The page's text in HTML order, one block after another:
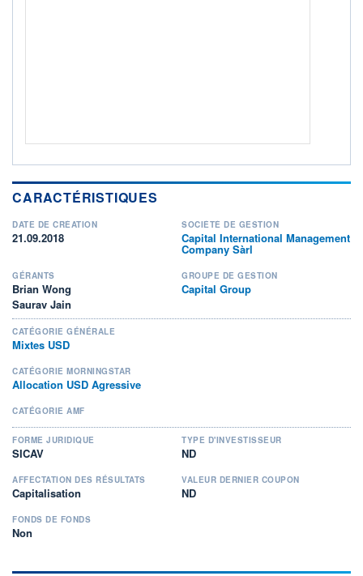
CARACTÉRISTIQUES
DATE DE CRÉATION
21.09.2018
SOCIÉTÉ DE GESTION
Capital International Management
Company Sàrl
GÉRANTS
Brian Wong
Saurav Jain
GROUPE DE GESTION
Capital Group
CATÉGORIE GÉNÉRALE
Mixtes USD
CATÉGORIE MORNINGSTAR
Allocation USD Agressive
CATÉGORIE AMF
FORME JURIDIQUE
SICAV
TYPE D'INVESTISSEUR
ND
AFFECTATION DES RÉSULTATS
Capitalisation
VALEUR DERNIER COUPON
ND
FONDS DE FONDS
Non